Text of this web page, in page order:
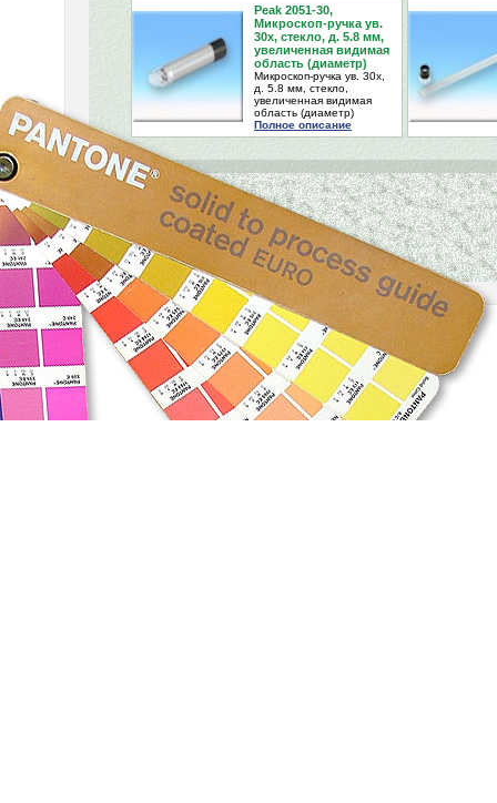
Peak 2051-30,
Микроскоп-ручка ув.
30х, стекло, д. 5.8 мм,
увеличенная видимая
область (диаметр)
Микроскоп-ручка ув. 30х,
д. 5.8 мм, стекло,
увеличенная видимая
область (диаметр)
Полное описание